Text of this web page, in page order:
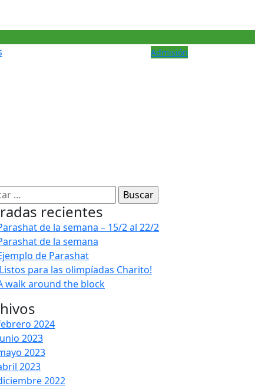
Admisión
recientes
de la semana – 15/2 al 22/2
de la semana
de Parashat
para las olimpíadas Charito!
walk around the block
2024
2023
2023
2023
2022